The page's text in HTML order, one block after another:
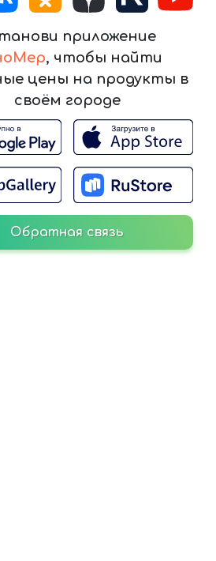
приложение
, чтобы найти
цены на продукты в
своём городе
Обратная связь